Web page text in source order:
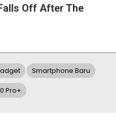
Off After The
Smartphone Baru
Pro+